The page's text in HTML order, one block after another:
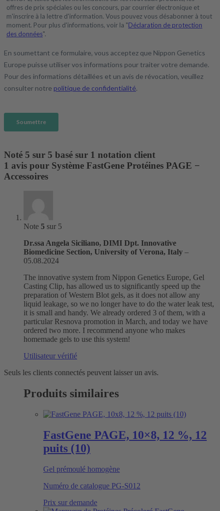
Noté 5 sur 5 basé sur 1 notation client
1 avis pour Système FastGene Protéines PAGE −
Accessoires
Note 5 sur 5
Dr.ssa Angela Siciliano, DIMI Dpt. Innovative
Biomedicine Section, University of Verona, Italy –
05.08.2024
The innovative system from Nippon Genetics Europe, Gel
Casting Clip, has allowed us to significantly speed up the
preparation of Western Blot gels, as it does not allow any
liquid leakage, so we no longer have to do the water leak test,
it is small and handy. We already ordered 3 of them, with a
particular Resnova promotion in March, and today we have
ordered two more. I recommend anyone who makes
homemade gels to use this system!
Utilisateur vérifié
Seuls les clients connectés peuvent laisser un avis.
Produits similaires
FastGene PAGE, 10×8, 12 %, 12
puits (10)
Gel prémoulé homogène
Numéro de catalogue PG-S012
Prix sur demande